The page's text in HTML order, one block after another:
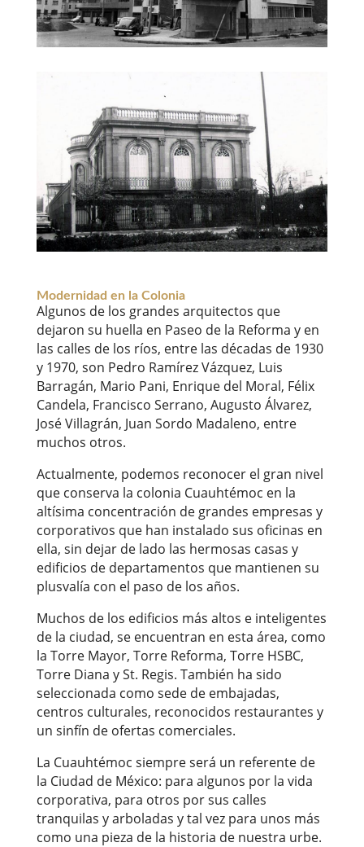
Modernidad en la Colonia
Algunos de los grandes arquitectos que
dejaron su huella en Paseo de la Reforma y en
las calles de los ríos, entre las décadas de 1930
y 1970, son Pedro Ramírez Vázquez, Luis
Barragán, Mario Pani, Enrique del Moral, Félix
Candela, Francisco Serrano, Augusto Álvarez,
José Villagrán, Juan Sordo Madaleno, entre
muchos otros.
Actualmente, podemos reconocer el gran nivel
que conserva la colonia Cuauhtémoc en la
altísima concentración de grandes empresas y
corporativos que han instalado sus oficinas en
ella, sin dejar de lado las hermosas casas y
edificios de departamentos que mantienen su
plusvalía con el paso de los años.
Muchos de los edificios más altos e inteligentes
de la ciudad, se encuentran en esta área, como
la Torre Mayor, Torre Reforma, Torre HSBC,
Torre Diana y St. Regis. También ha sido
seleccionada como sede de embajadas,
centros culturales, reconocidos restaurantes y
un sinfín de ofertas comerciales.
La Cuauhtémoc siempre será un referente de
la Ciudad de México: para algunos por la vida
corporativa, para otros por sus calles
tranquilas y arboladas y tal vez para unos más
como una pieza de la historia de nuestra urbe.